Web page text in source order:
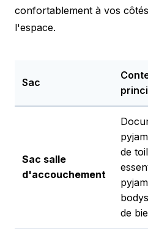
confortablement à vos
l'espace.
Sac
Sac salle
d'accouchement
de
de